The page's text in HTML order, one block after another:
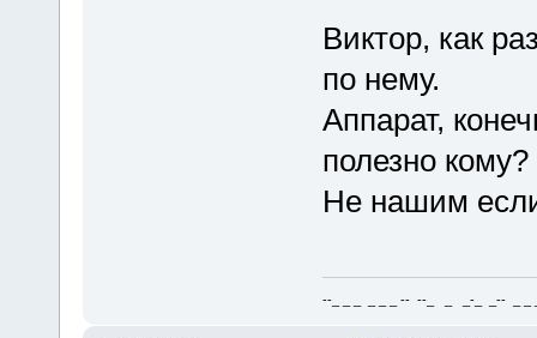
Виктор, как
по нему.
Аппарат,
полезно кому?
Не нашим
--_ _ _ _ _ _ -- --_ _ _-_ _-- _ _